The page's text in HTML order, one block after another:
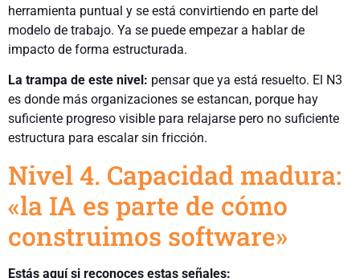
herramienta puntual y se está convirtiendo en parte del
modelo de trabajo. Ya se puede empezar a hablar de
impacto de forma estructurada.
La trampa de este nivel: pensar que ya está resuelto. El N3
es donde más organizaciones se estancan, porque hay
suficiente progreso visible para relajarse pero no suficiente
estructura para escalar sin fricción.
Nivel 4. Capacidad madura:
«la IA es parte de cómo
construimos software»
Estás aquí si reconoces estas señales: